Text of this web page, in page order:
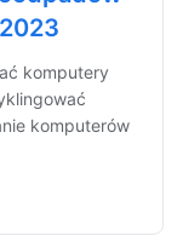
komputery
komputerów